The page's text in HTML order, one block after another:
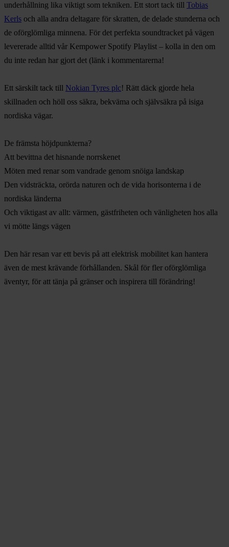
underhållning lika viktigt som tekniken. Ett stort tack till Tobias
Kerls och alla andra deltagare för skratten, de delade stunderna och
de oförglömliga minnena. För det perfekta soundtracket på vägen
levererade alltid vår Kempower Spotify Playlist – kolla in den om
du inte redan har gjort det (länk i kommentarerna!
Ett särskilt tack till Nokian Tyres plc! Rätt däck gjorde hela
skillnaden och höll oss säkra, bekväma och självsäkra på isiga
nordiska vägar.
De främsta höjdpunkterna?
Att bevittna det hisnande norrskenet
Möten med renar som vandrade genom snöiga landskap
Den vidsträckta, orörda naturen och de vida horisonterna i de
nordiska länderna
Och viktigast av allt: värmen, gästfriheten och vänligheten hos alla
vi mötte längs vägen
Den här resan var ett bevis på att elektrisk mobilitet kan hantera
även de mest krävande förhållanden. Skål för fler oförglömliga
äventyr, för att tänja på gränser och inspirera till förändring!